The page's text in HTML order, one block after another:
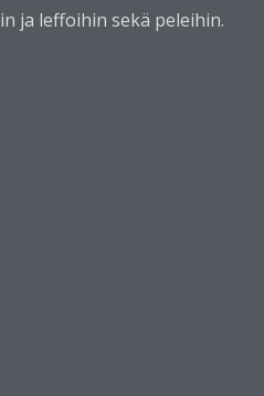
ja leffoihin sekä peleihin.